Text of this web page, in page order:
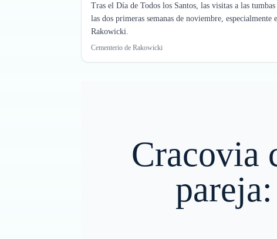
Tras el Día de Todos los Santos, las visitas a las
las dos primeras semanas de noviembre, especialmente
Rakowicki.
Cementerio de Rakowicki
Cracovia